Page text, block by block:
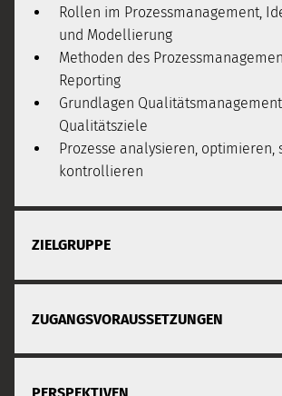
Rollen im Prozessmanagement,
und Modellierung
Methoden des
Reporting
Grundlagen
Qualitätsziele
Prozesse analysieren, optimieren,
kontrollieren
ZIELGRUPPE
ZUGANGSVORAUSSETZUNGEN